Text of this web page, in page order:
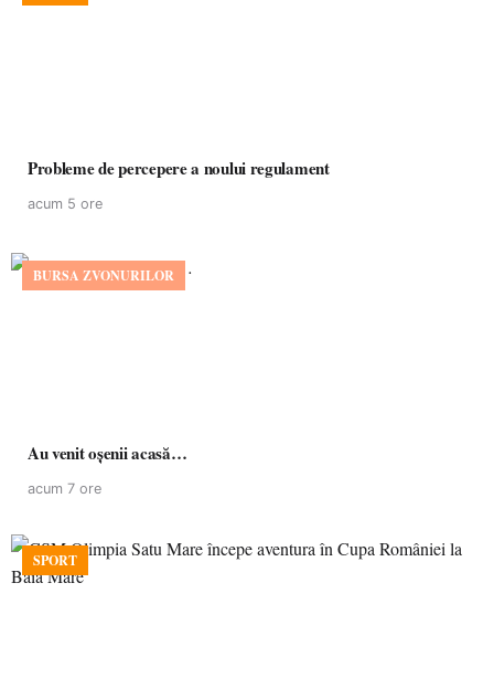
Probleme de percepere a noului regulament
acum 5 ore
BURSA ZVONURILOR
Au venit oșenii acasă…
acum 7 ore
SPORT